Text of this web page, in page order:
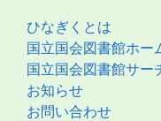
ひなぎくとは
国立国会図書館ホー
国立国会図書館サー
お知らせ
お問い合わせ